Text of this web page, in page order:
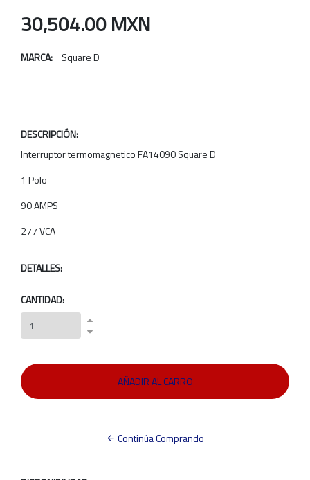
30,504.00 MXN
MARCA: Square D
DESCRIPCIÓN:
Interruptor termomagnetico FA14090 Square D
1 Polo
90 AMPS
277 VCA
DETALLES:
CANTIDAD:
Continúa Comprando